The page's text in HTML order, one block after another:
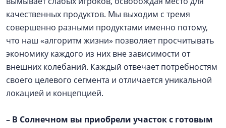
качественных продуктов. Мы выходим с тремя
совершенно разными продуктами именно потому,
что наш «алгоритм жизни» позволяет просчитывать
экономику каждого из них вне зависимости от
внешних колебаний. Каждый отвечает потребностям
своего целевого сегмента и отличается уникальной
локацией и концепцией.
– В Солнечном вы приобрели участок с готовым